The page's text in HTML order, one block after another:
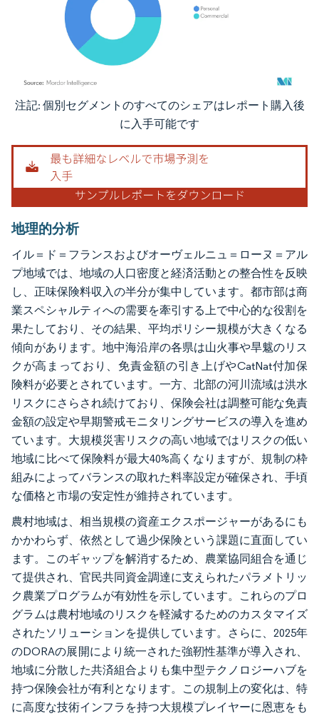
画像 © Mordor Intelligence。再利用にはCC BY 4.0の表示が必要です。
注記: 個別セグメントのすべてのシェアはレポート購入後
に入手可能です
地理的分析
イル＝ド＝フランスおよびオーヴェルニュ＝ローヌ＝アル
プ地域では、地域の人口密度と経済活動との整合性を反映
し、正味保険料収入の半分が集中しています。都市部は商
業スペシャルティへの需要を牽引する上で中心的な役割を
果たしており、その結果、平均ポリシー規模が大きくなる
傾向があります。地中海沿岸の各県は山火事や旱魃のリス
クが高まっており、免責金額の引き上げやCatNat付加保
険料が必要とされています。一方、北部の河川流域は洪水
リスクにさらされ続けており、保険会社は調整可能な免責
金額の設定や早期警戒モニタリングサービスの導入を進め
ています。大規模災害リスクの高い地域ではリスクの低い
地域に比べて保険料が最大40%高くなりますが、規制の枠
組みによってバランスの取れた料率設定が確保され、手頃
な価格と市場の安定性が維持されています。
農村地域は、相当規模の資産エクスポージャーがあるにも
かかわらず、依然として過少保険という課題に直面してい
ます。このギャップを解消するため、農業協同組合を通じ
て提供され、官民共同資金調達に支えられたパラメトリッ
ク農業プログラムが有効性を示しています。これらのプロ
グラムは農村地域のリスクを軽減するためのカスタマイズ
されたソリューションを提供しています。さらに、2025年
のDORAの展開により統一された強靭性基準が導入され、
地域に分散した共済組合よりも集中型テクノロジーハブを
持つ保険会社が有利となります。この規制上の変化は、特
に高度な技術インフラを持つ大規模プレイヤーに恩恵をも